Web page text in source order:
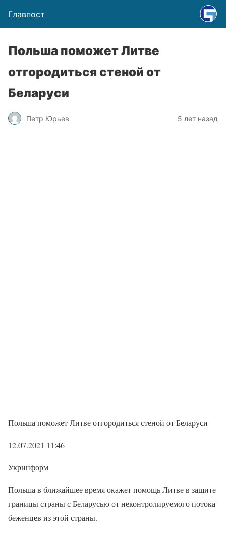
Главпост
Польша поможет Литве
отгородиться стеной от
Беларуси
Петр Юрьев 5 лет назад
Польша поможет Литве отгородиться стеной от Беларуси
12.07.2021 11:46
Укринформ
Польша в ближайшее время окажет помощь Литве в защите
границы страны с Беларусью от неконтролируемого потока
беженцев из этой страны.